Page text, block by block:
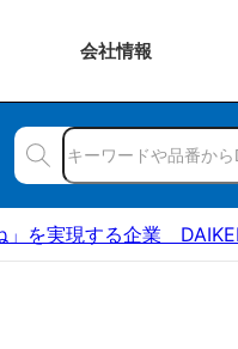
会社情報
」を実現する企業